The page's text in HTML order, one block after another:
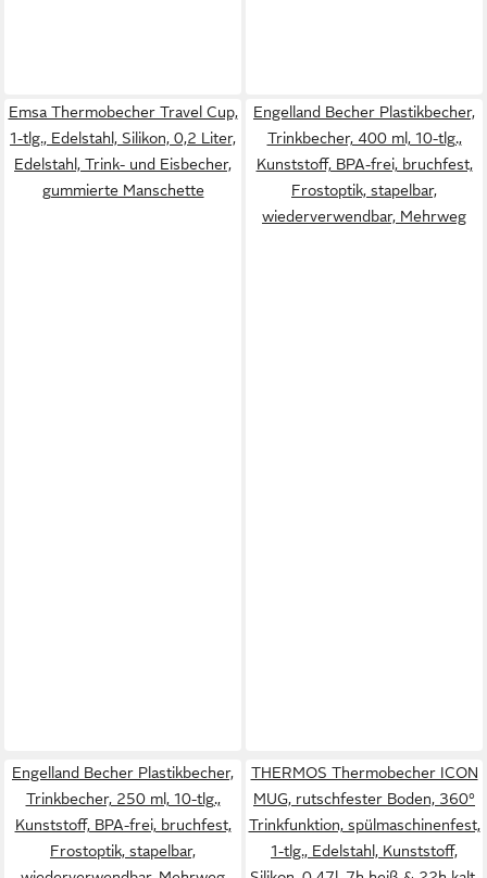
Emsa Thermobecher Travel Cup,
1-tlg., Edelstahl, Silikon, 0,2 Liter,
Edelstahl, Trink- und Eisbecher,
gummierte Manschette
Engelland Becher Plastikbecher,
Trinkbecher, 400 ml, 10-tlg.,
Kunststoff, BPA-frei, bruchfest,
Frostoptik, stapelbar,
wiederverwendbar, Mehrweg
Engelland Becher Plastikbecher,
Trinkbecher, 250 ml, 10-tlg.,
Kunststoff, BPA-frei, bruchfest,
Frostoptik, stapelbar,
THERMOS Thermobecher ICON
MUG, rutschfester Boden, 360°
Trinkfunktion, spülmaschinenfest,
1-tlg., Edelstahl, Kunststoff,